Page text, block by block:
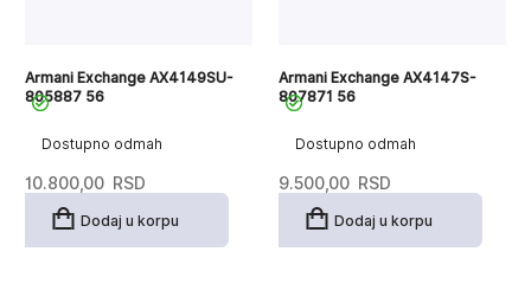
Dostupno odmah
Armani Exchange AX4149SU-
805887 56
10.800,00 RSD
Dodaj u korpu
Dostupno odmah
Armani Exchange AX4147S-
807871 56
9.500,00 RSD
Dodaj u korpu